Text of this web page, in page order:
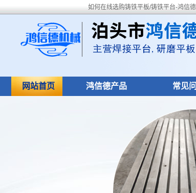
如何在线选购铸铁平板/铸铁平台-鸿信
网站首页 鸿信德产品 常见